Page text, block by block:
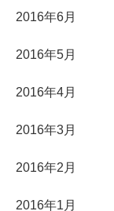
2016年6月
2016年5月
2016年4月
2016年3月
2016年2月
2016年1月